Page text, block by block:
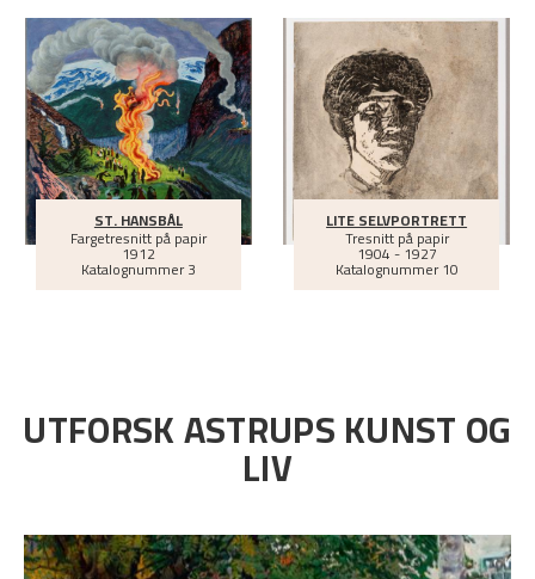
ST. HANSBÅL
Fargetresnitt på papir
1912
Katalognummer 3
LITE SELVPORTRETT
Tresnitt på papir
1904 - 1927
Katalognummer 10
UTFORSK ASTRUPS KUNST OG
LIV